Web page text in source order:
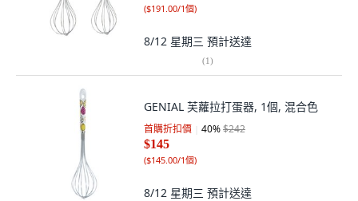
($191.00/1個)
8/12 星期三 預計送達
(1)
GENIAL 芙蘿拉打蛋器, 1個, 混合色
首購折扣價 40%$242
$145
($145.00/1個)
8/12 星期三 預計送達